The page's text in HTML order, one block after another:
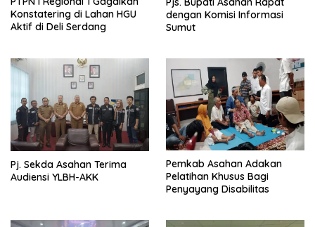
Konstatering di Lahan HGU
Aktif di Deli Serdang
dengan Komisi Informasi
Sumut
Pj. Sekda Asahan Terima
Audiensi YLBH-AKK
Pemkab Asahan Adakan
Pelatihan Khusus Bagi
Penyayang Disabilitas